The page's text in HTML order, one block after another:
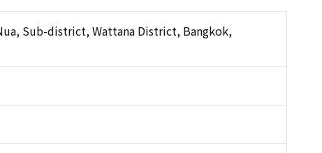
Sub-district, Wattana District, Bangkok,